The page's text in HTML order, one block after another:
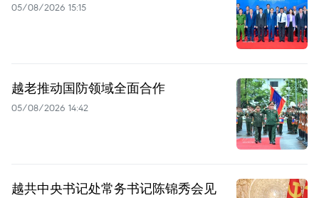
05/08/2026 15:15
越老推动国防领域全面合作
05/08/2026 14:42
越共中央书记处常务书记陈锦秀会见